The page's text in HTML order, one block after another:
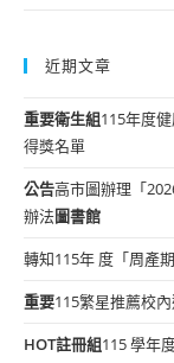
近期文章
重要衛生組115年度
得獎名單
公告高市圖辦理「
辦法圖書館
轉知115年 度「周產
重要115繁星推薦校
HOT註冊組115 學年